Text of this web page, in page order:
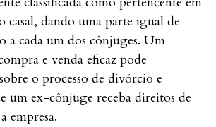
casal, dando uma parte igual de
a cada um dos cônjuges. Um
e venda eficaz pode
o processo de divórcio e
um ex-cônjuge receba direitos de
empresa.